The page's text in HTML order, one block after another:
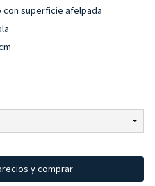
superficie afelpada
y comprar